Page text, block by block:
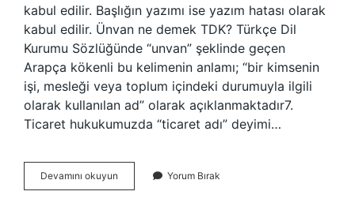
kabul edilir. Başlığın yazımı ise yazım hatası olarak
kabul edilir. Ünvan ne demek TDK? Türkçe Dil
Kurumu Sözlüğünde “unvan” şeklinde geçen
Arapça kökenli bu kelimenin anlamı; “bir kimsenin
işi, mesleği veya toplum içindeki durumuyla ilgili
olarak kullanılan ad” olarak açıklanmaktadır7.
Ticaret hukukumuzda “ticaret adı” deyimi…
Devamını okuyun
Mı
Yorum Bırak